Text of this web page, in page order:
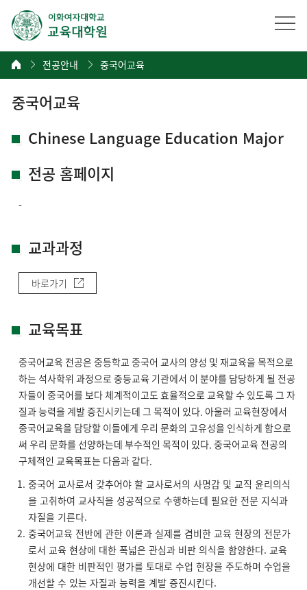
전공안내 중국어교육
중국어교육
Chinese Language Education Major
전공 홈페이지
-
교과과정
바로가기
교육목표
중국어교육 전공은 중등학교 중국어 교사의 양성 및 재교육을 목적으로
하는 석사학위 과정으로 중등교육 기관에서 이 분야를 담당하게 될 전공
자들이 중국어를 보다 체계적이고도 효율적으로 교육할 수 있도록 그 자
질과 능력을 계발 증진시키는데 그 목적이 있다. 아울러 교육현장에서
중국어교육을 담당할 이들에게 우리 문화의 고유성을 인식하게 함으로
써 우리 문화를 선양하는데 부수적인 목적이 있다. 중국어교육 전공의
구체적인 교육목표는 다음과 같다.
중국어 교사로서 갖추어야 할 교사로서의 사명감 및 교직 윤리의식
을 고취하여 교사직을 성공적으로 수행하는데 필요한 전문 지식과
자질을 기른다.
중국어교육 전반에 관한 이론과 실제를 겸비한 교육 현장의 전문가
로서 교육 현상에 대한 폭넓은 관심과 비판 의식을 함양한다. 교육
현상에 대한 비판적인 평가를 토대로 수업 현장을 주도하며 수업을
개선할 수 있는 자질과 능력을 계발 증진시킨다.